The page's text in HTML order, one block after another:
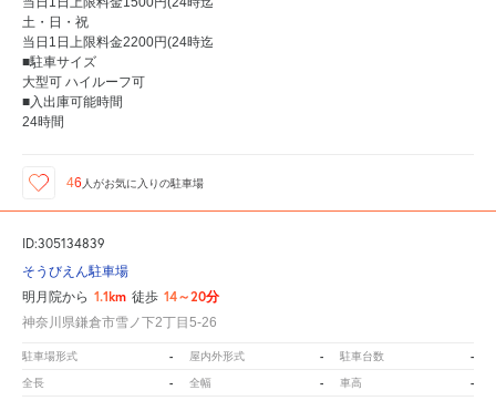
土・日・祝
当日1日上限料金2200円(24時迄
■駐車サイズ
大型可 ハイルーフ可
■入出庫可能時間
24時間
46 人がお気に入りの駐車場
ID:305134839
そうびえん駐車場
明月院から 1.1km 徒歩 14～20分
神奈川県鎌倉市雪ノ下2丁目5-26
駐車場形式 - 屋内外形式 - 駐車台数 -
全長 - 全幅 - 車高 -